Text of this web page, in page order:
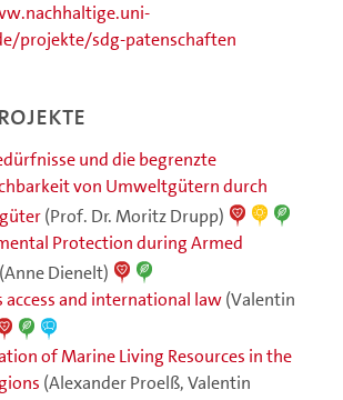
projekte/sdg-patenschaften
und die begrenzte
von Umweltgütern durch
(Prof. Dr. Moritz Drupp)
Protection during Armed
(Anne Dienelt)
access and international law(Valentin
of Marine Living Resources in the
(Alexander Proelß, Valentin